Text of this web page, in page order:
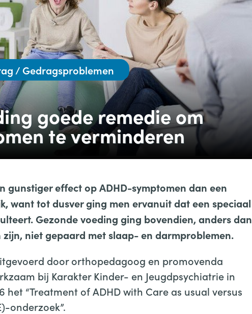
/ Gedragsproblemen
goede remedie om
te verminderen
gunstiger effect op ADHD-symptomen dan een
want tot dusver ging men ervanuit dat een speciaal
Gezonde voeding ging bovendien, anders dan
niet gepaard met slaap- en darmproblemen.
door orthopedagoog en promovenda
bij Karakter Kinder- en Jeugdpsychiatrie in
het “Treatment of ADHD with Care as usual versus
onderzoek”.